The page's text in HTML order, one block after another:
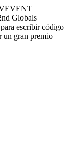
Globals
escribir código
un gran premio